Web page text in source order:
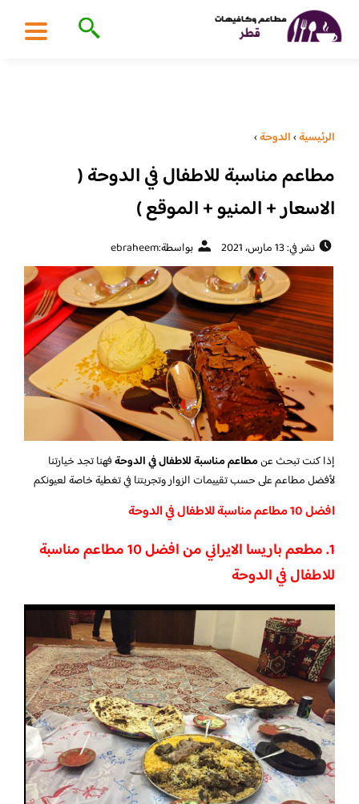
الرئيسية›الدوحة›
مطاعم مناسبة للاطفال في الدوحة (
الاسعار + المنيو + الموقع )
نشر في: 13 مارس، 2021 بواسطة:ebraheem
إذا كنت تبحث عنمطاعم مناسبة للاطفال في الدوحةفهنا تجد خيارتنا
لأفضل مطاعم على حسب تقييمات الزوار وتجربتنا في تغطية خاصة لعيونكم
افضل 10 مطاعم مناسبة للاطفال في الدوحة
1. مطعم باريسا الايراني من افضل 10 مطاعم مناسبة
للاطفال في الدوحة